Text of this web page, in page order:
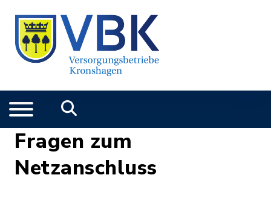
Fragen zum
Netzanschluss